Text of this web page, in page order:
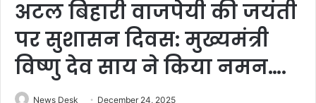
अटल बिहारी वाजपेयी की जयंती
पर सुशासन दिवस: मुख्यमंत्री
विष्णु देव साय ने किया नमन….
News Desk December 24, 2025